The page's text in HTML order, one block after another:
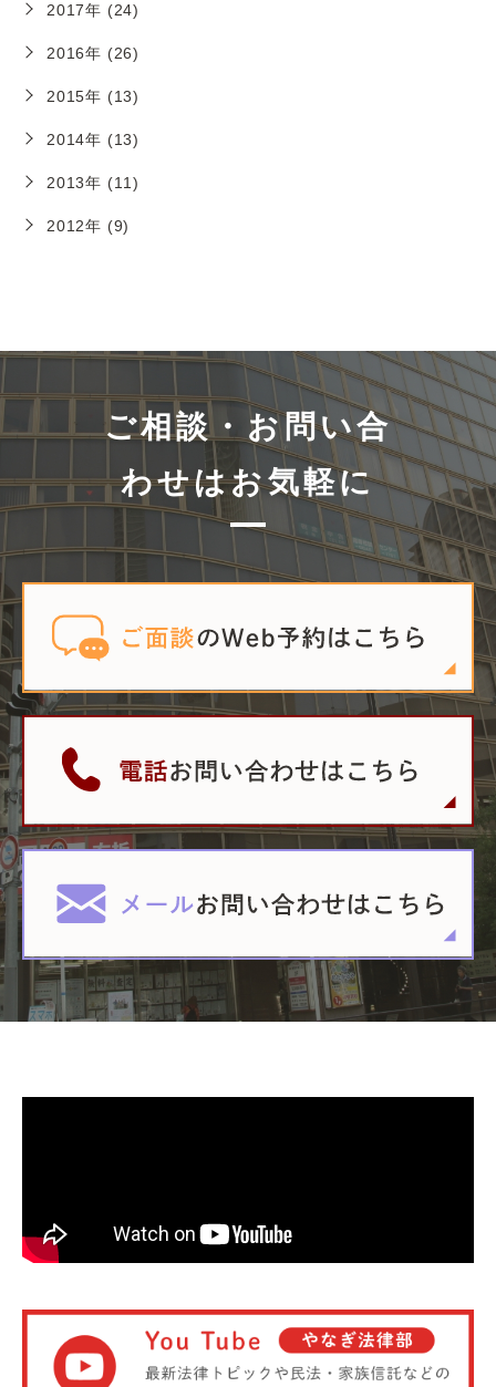
2017年 (24)
2016年 (26)
2015年 (13)
2014年 (13)
2013年 (11)
2012年 (9)
ご相談・お問い合
わせはお気軽に